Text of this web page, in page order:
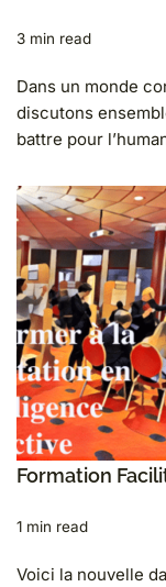
3 min read
Dans un monde
discutons
battre pour
Formation
1 min read
Voici la nouvelle